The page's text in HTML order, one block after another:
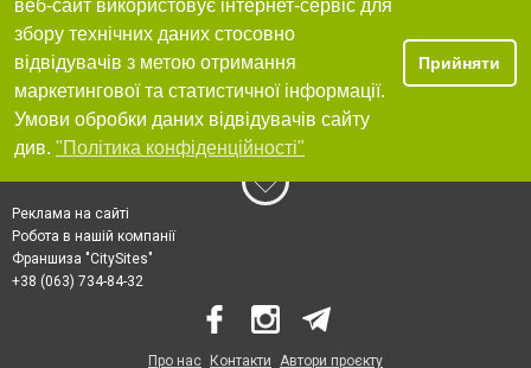
веб-сайт використовує інтернет-сервіс для
збору технічних даних стосовно
відвідувачів з метою отримання
маркетингової та статистичної інформації.
Умови обробки даних відвідувачів сайту
див. "Політика конфіденційності"
Прийняти
Реклама на сайті
Робота в нашій компанії
Франшиза "CitySites"
+38 (063) 734-84-32
Про нас Контакти Автори проєкту